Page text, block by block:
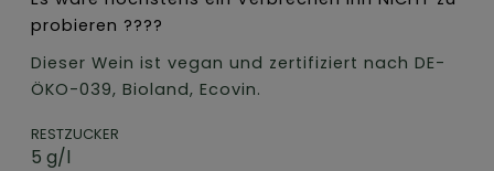
probieren ????
Dieser Wein ist vegan und zertifiziert nach DE-
ÖKO-039, Bioland, Ecovin.
RESTZUCKER
5 g/l